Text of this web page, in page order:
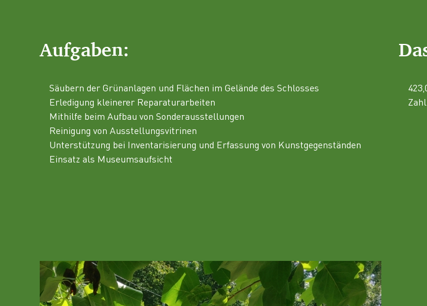
Aufgaben:
Säubern der Grünanlagen und Flächen im Gelände des Schlosses
Erledigung kleinerer Reparaturarbeiten
Mithilfe beim Aufbau von Sonderausstellungen
Reinigung von Ausstellungsvitrinen
Unterstützung bei Inventarisierung und Erfassung von Kunstgegenständen
Einsatz als Museumsaufsicht